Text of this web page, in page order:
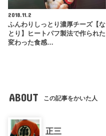
2018.11.2
ふんわりしっとり濃厚チーズ【な
とり】ヒートパフ製法で作られた
変わった食感…
ABOUT この記事をかいた人
正三